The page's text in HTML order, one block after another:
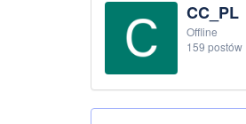
CC_PL
Offline
159 postów